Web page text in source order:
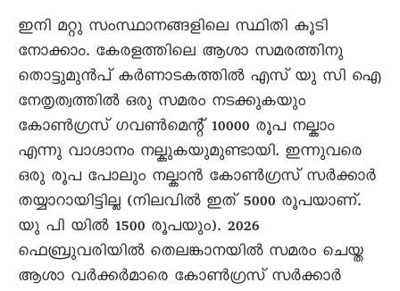
ഇനി മറ്റു സംസ്ഥാനങ്ങളിലെ സ്ഥിതി കൂടി
നോക്കാം. കേരളത്തിലെ ആശാ സമരത്തിനു
തൊട്ടുമുൻപ് കർണാടകത്തിൽ എസ് യു സി ഐ
നേതൃത്വത്തിൽ ഒരു സമരം നടക്കുകയും
കോൺഗ്രസ് ഗവൺമെന്റ് 10000 രൂപ നല്കാം
എന്നു വാഗ്ദാനം നല്കുകയുമുണ്ടായി. ഇന്നുവരെ
ഒരു രൂപ പോലും നല്കാൻ കോൺഗ്രസ് സർക്കാർ
തയ്യാറായിട്ടില്ല (നിലവിൽ ഇത് 5000 രൂപയാണ്.
യു പി യിൽ 1500 രൂപയും). 2026
ഫെബ്രുവരിയിൽ തെലങ്കാനയിൽ സമരം ചെയ്ത
ആശാ വർക്കർമാരെ കോൺഗ്രസ് സർക്കാർ